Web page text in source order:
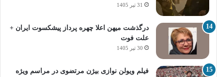
31 تیر 1405
درگذشت میهن اعلا چهره پرداز پیشکسوت ایران +
علت فوت
30 تیر 1405
فیلم ویولن نوازی بیژن مرتضوی در مراسم ویژه